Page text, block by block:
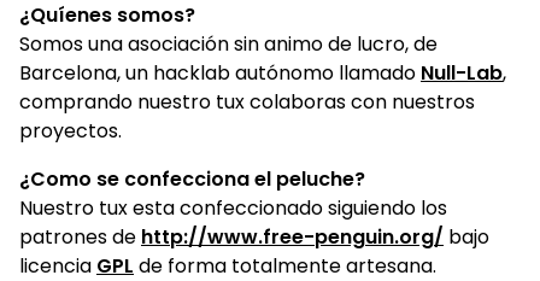
¿Quíenes somos?
Somos una asociación sin animo de lucro, de
Barcelona, un hacklab autónomo llamado Null-Lab,
comprando nuestro tux colaboras con nuestros
proyectos.
¿Como se confecciona el peluche?
Nuestro tux esta confeccionado siguiendo los
patrones de http://www.free-penguin.org/ bajo
licencia GPL de forma totalmente artesana.